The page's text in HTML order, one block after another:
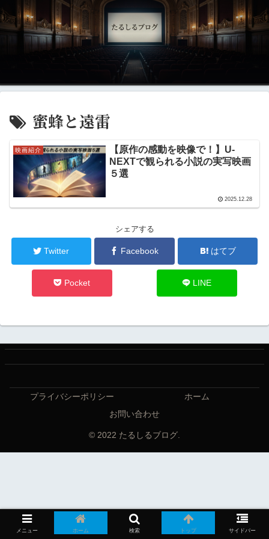
蜜蜂と遠雷
映画紹介
【原作の感動を映像で！】U-
NEXTで観られる小説の実写映画
５選
2025.12.28
シェアする
Twitter Facebook はてブ
Pocket LINE
プライバシーポリシー
ホーム
お問い合わせ
© 2022 たるしるブログ.
メニュー ホーム 検索 トップ サイドバー